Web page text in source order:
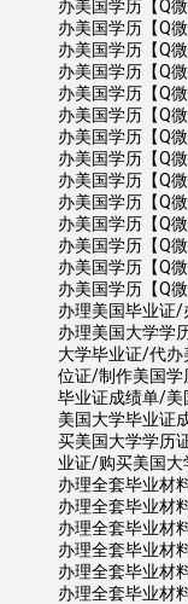
办美国学历【Q
办美国学历【Q
办美国学历【Q
办美国学历【Q
办美国学历【Q
办美国学历【Q
办美国学历【Q
办美国学历【Q
办美国学历【Q
办美国学历【Q
办美国学历【Q
办美国学历【Q
办美国学历【Q
办美国学历【Q
办理美国毕业证
办理美国大学学
大学毕业证/代
位证/制作美国
毕业证成绩单/
美国大学毕业证
买美国大学学历
业证/购买美国
办理全套毕业材
办理全套毕业材
办理全套毕业材
办理全套毕业材
办理全套毕业材
办理全套毕业材